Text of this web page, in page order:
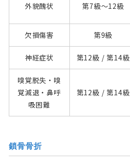
外貌醜状 第7級～12級
欠損傷害 第9級
神経症状 第12級 / 第14級
嗅覚脱失・嗅
覚減退・鼻呼
吸困難
第12級 / 第14級
鎖骨骨折